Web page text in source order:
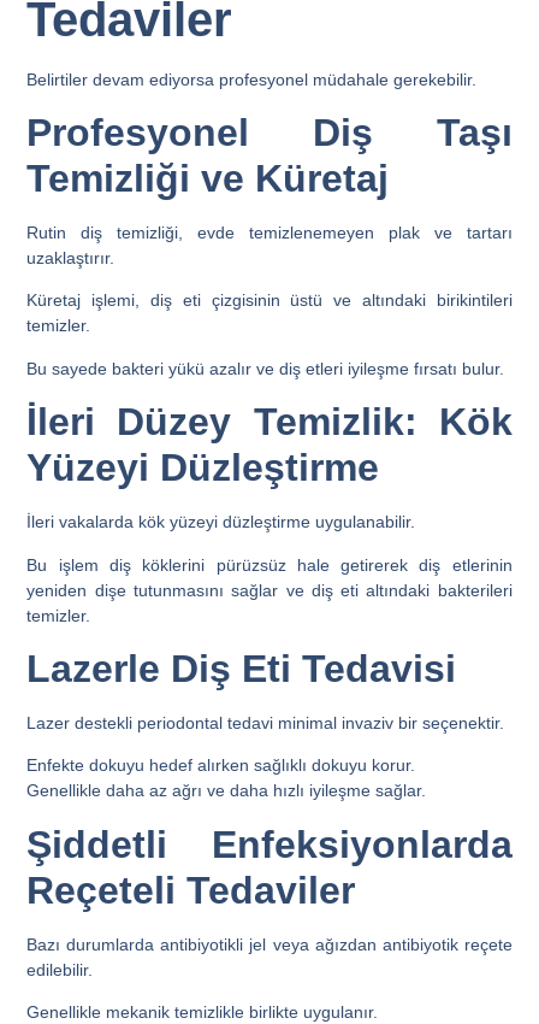
Tedaviler
Belirtiler devam ediyorsa profesyonel müdahale gerekebilir.
Profesyonel Diş Taşı
Temizliği ve Küretaj
Rutin diş temizliği, evde temizlenemeyen plak ve tartarı
uzaklaştırır.
Küretaj işlemi, diş eti çizgisinin üstü ve altındaki birikintileri
temizler.
Bu sayede bakteri yükü azalır ve diş etleri iyileşme fırsatı bulur.
İleri Düzey Temizlik: Kök
Yüzeyi Düzleştirme
İleri vakalarda kök yüzeyi düzleştirme uygulanabilir.
Bu işlem diş köklerini pürüzsüz hale getirerek diş etlerinin
yeniden dişe tutunmasını sağlar ve diş eti altındaki bakterileri
temizler.
Lazerle Diş Eti Tedavisi
Lazer destekli periodontal tedavi minimal invaziv bir seçenektir.
Enfekte dokuyu hedef alırken sağlıklı dokuyu korur.
Genellikle daha az ağrı ve daha hızlı iyileşme sağlar.
Şiddetli Enfeksiyonlarda
Reçeteli Tedaviler
Bazı durumlarda antibiyotikli jel veya ağızdan antibiyotik reçete
edilebilir.
Genellikle mekanik temizlikle birlikte uygulanır.